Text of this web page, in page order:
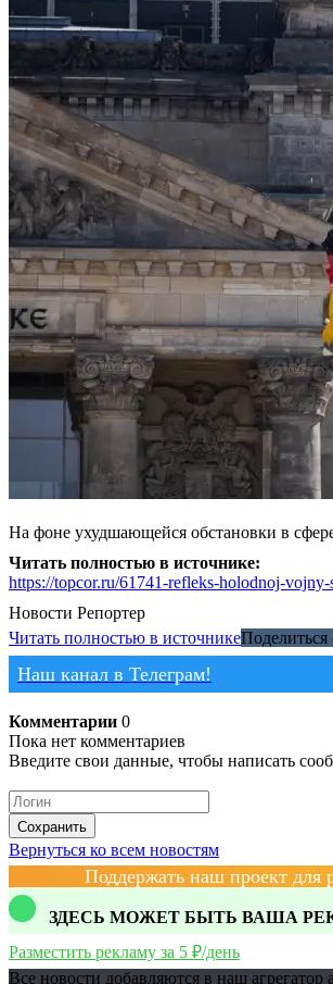
На фоне ухудшающейся обстановки в
Читать полностью в источнике:
https://topcor.ru/61741-refleks-holodnoj-
Новости Репортер
Читать полностью в источникеПоделиться
Наш канал в Телеграм!
Комментарии 0
Пока нет комментариев
Введите свои данные, чтобы написать
Сохранить
Вернуться ко всем новостям
Поддержать наш проект для
ЗДЕСЬ МОЖЕТ БЫТЬ ВАША
Разместить рекламу за 5 ₽/день
Все новости добавляются в наш агрегатор